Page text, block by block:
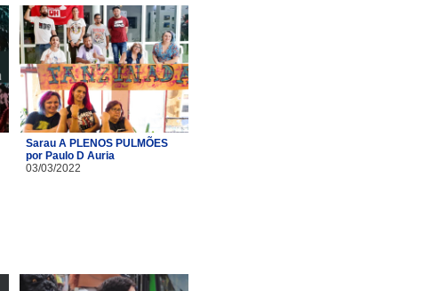
Sarau A PLENOS PULMÕES
por Paulo D Auria
03/03/2022